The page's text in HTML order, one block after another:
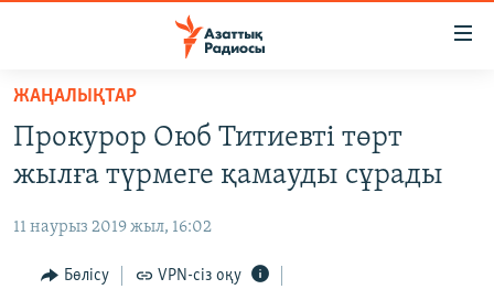
Skip
main
content
to
Navigation
САЯСАТ
ҚАҢТАР ОҚИҒАСЫ
АДАМ ҚҰҚЫҚТАРЫ
ЖАҢАЛЫҚТАР
Прокурор Оюб Титиевті төрт
жылға түрмеге қамауды сұрады
11 наурыз 2019 жыл, 16:02
Бөлісу VPN-сіз оқу